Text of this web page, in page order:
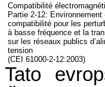
Compatibilité
Partie 2-12: Environnement
compatibilité pour les
à basse fréquence et la
sur les réseaux publics
tension
(CEI 61000-2-12:2003)
Tato